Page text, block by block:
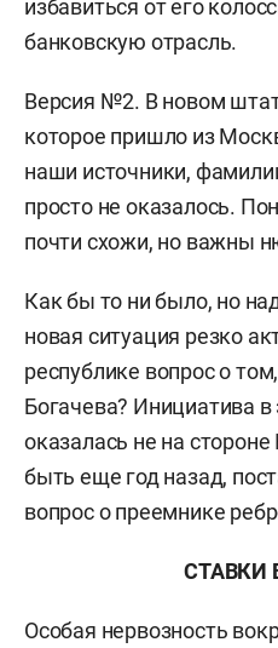
избавиться от его
банковскую отрасль.
Версия №2. В новом
которое пришло из
наши источники,
просто не оказалось.
почти схожи, но важны
Как бы то ни было, но
новая ситуация резко
республике вопрос о
Богачева? Инициатива в
оказалась не на
быть еще год назад,
вопрос о преемнике
СТАВКИ
Особая нервозность